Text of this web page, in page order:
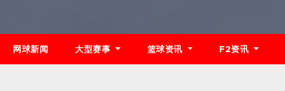
网球新闻 大型赛事 篮球资讯 F2资讯